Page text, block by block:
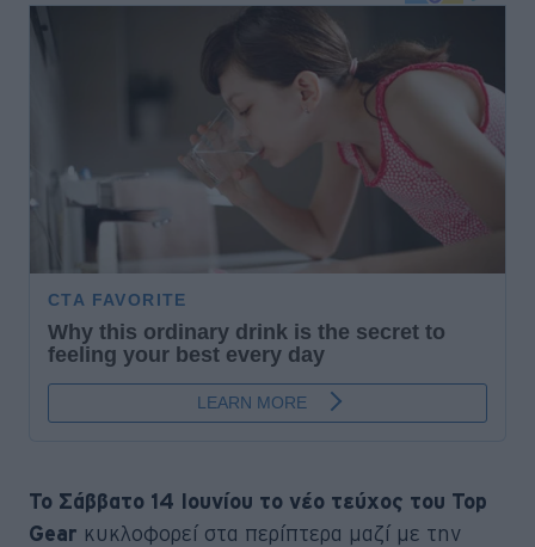
Το Σάββατο 14 Ιουνίου το νέο τεύχος του Top
Gear κυκλοφορεί στα περίπτερα μαζί με την